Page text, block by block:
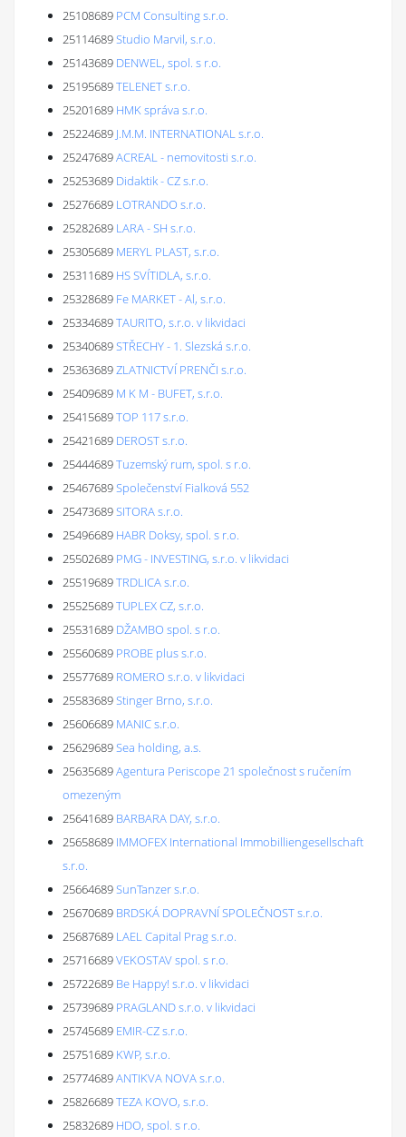
25108689 PCM Consulting s.r.o.
25114689Studio Marvil, s.r.o.
25143689 DENWEL, spol. s r.o.
25195689TELENET s.r.o.
25201689 HMK správa s.r.o.
25224689 J.M.M. INTERNATIONAL s.r.o.
25247689ACREAL - nemovitosti s.r.o.
25253689 Didaktik - CZ s.r.o.
25276689 LOTRANDO s.r.o.
25282689 LARA - SH s.r.o.
25305689 MERYL PLAST, s.r.o.
25311689 HS SVÍTIDLA, s.r.o.
25328689 Fe MARKET - Al, s.r.o.
25334689TAURITO, s.r.o. v likvidaci
25340689STŘECHY - 1. Slezská s.r.o.
25363689ZLATNICTVÍ PRENČI s.r.o.
25409689 M K M - BUFET, s.r.o.
25415689TOP 117 s.r.o.
25421689 DEROST s.r.o.
25444689Tuzemský rum, spol. s r.o.
25467689Společenství Fialková 552
25473689SITORA s.r.o.
25496689 HABR Doksy, spol. s r.o.
25502689 PMG - INVESTING, s.r.o. v likvidaci
25519689TRDLICA s.r.o.
25525689TUPLEX CZ, s.r.o.
25531689 DŽAMBO spol. s r.o.
25560689 PROBE plus s.r.o.
25577689 ROMERO s.r.o. v likvidaci
25583689Stinger Brno, s.r.o.
25606689 MANIC s.r.o.
25629689Sea holding, a.s.
25635689Agentura Periscope 21 společnost s ručením
omezeným
25641689 BARBARA DAY, s.r.o.
25658689 IMMOFEX International Immobilliengesellschaft
s.r.o.
25664689SunTanzer s.r.o.
25670689 BRDSKÁ DOPRAVNÍ SPOLEČNOST s.r.o.
25687689 LAEL Capital Prag s.r.o.
25716689VEKOSTAV spol. s r.o.
25722689 Be Happy! s.r.o. v likvidaci
25739689 PRAGLAND s.r.o. v likvidaci
25745689 EMIR-CZ s.r.o.
25751689 KWP, s.r.o.
25774689ANTIKVA NOVA s.r.o.
25826689TEZA KOVO, s.r.o.
25832689 HDO, spol. s r.o.